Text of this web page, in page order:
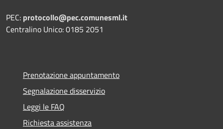
PEC: protocollo@pec.comunesml.it
Centralino Unico: 0185 2051
Prenotazione appuntamento
Segnalazione disservizio
Leggi le FAQ
Richiesta assistenza